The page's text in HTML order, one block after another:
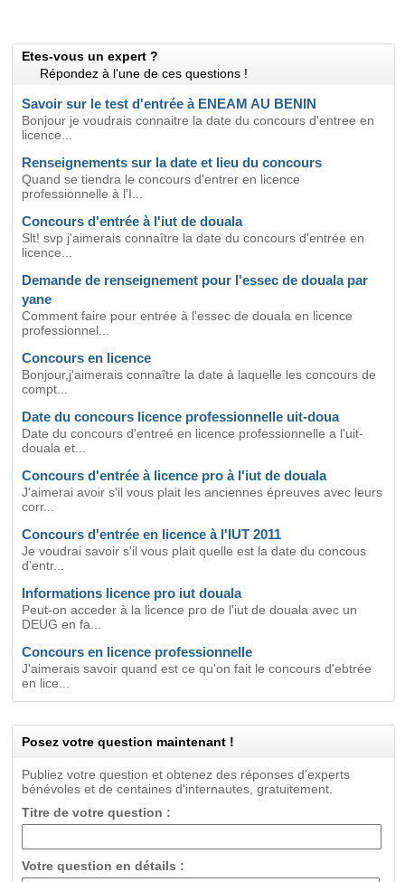
Etes-vous un expert ?
Répondez à l'une de ces questions !
Savoir sur le test d'entrée à ENEAM AU BENIN
Bonjour je voudrais connaitre la date du concours d'entree en
licence...
Renseignements sur la date et lieu du concours
Quand se tiendra le concours d'entrer en licence
professionnelle à l'I...
Concours d'entrée à l'iut de douala
Slt! svp j'aimerais connaître la date du concours d'entrée en
licence...
Demande de renseignement pour l'essec de douala par
yane
Comment faire pour entrée à l'essec de douala en licence
professionnel...
Concours en licence
Bonjour,j'aimerais connaître la date à laquelle les concours de
compt...
Date du concours licence professionnelle uit-doua
Date du concours d'entreé en licence professionnelle a l'uit-
douala et...
Concours d'entrée à licence pro à l'iut de douala
J'aimerai avoir s'il vous plait les anciennes épreuves avec leurs
corr...
Concours d'entrée en licence à l'IUT 2011
Je voudrai savoir s'il vous plait quelle est la date du concous
d'entr...
Informations licence pro iut douala
Peut-on acceder à la licence pro de l'iut de douala avec un
DEUG en fa...
Concours en licence professionnelle
J'aimerais savoir quand est ce qu'on fait le concours d'ebtrée
en lice...
Posez votre question maintenant !
Publiez votre question et obtenez des réponses d'experts
bénévoles et de centaines d'internautes, gratuitement.
Titre de votre question :
Votre question en détails :